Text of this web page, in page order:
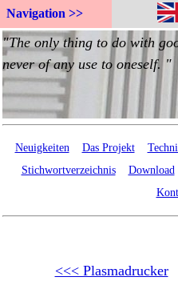
Navigation >>
Neuigkeiten Das Projekt
Stichwortverzeichnis
Download
<<< Plasmadrucker